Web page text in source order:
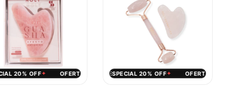
ESPECIAL 20% OFF✦ OFERTA ESPECIAL 20% OFF ✦ OFERTA
OFERTA ESPECIAL 33% OFF OFERTA ESPECIAL 33% OFF✦
OFF✦ OFERTA ESPECIAL 20% OFF✦ OFERTA ESPECIAL 20% OFF
20% OFF✦ OFERTA ESPECIAL 20% OFF✦ OFERTA ESPECIAL